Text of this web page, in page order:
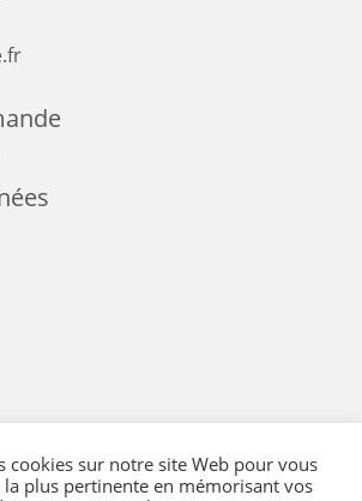
cookies sur notre site Web pour vous
plus pertinente en mémorisant vos